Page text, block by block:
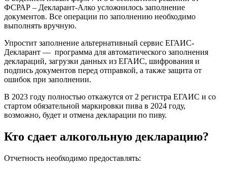
ФСРАР – Декларант-Алко усложнилось заполнение
документов. Все операции по заполнению необходимо
выполнять вручную.
Упростит заполнение альтернативный сервис ЕГАИС-
Декларант — программа для автоматического заполнения
деклараций, загрузки данных из ЕГАИС, шифрования и
подпись документов перед отправкой, а также защита от
ошибок при заполнении.
В 2023 году полностью откажутся от 2 регистра ЕГАИС и со
стартом обязательной маркировки пива в 2024 году,
возможно, будет и отмена декларации по пиву.
Кто сдает алкогольную декларацию?
Отчетность необходимо предоставлять: